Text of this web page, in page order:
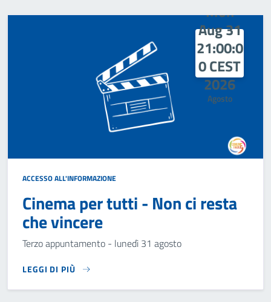
Mon
Aug 31
21:00:0
0 CEST
2026
Agosto
ACCESSO ALL'INFORMAZIONE
Cinema per tutti - Non ci resta
che vincere
Terzo appuntamento - lunedì 31 agosto
LEGGI DI PIÙ
TERZO APPUNTAMENTO - LUNEDÌ 31 AGOSTO